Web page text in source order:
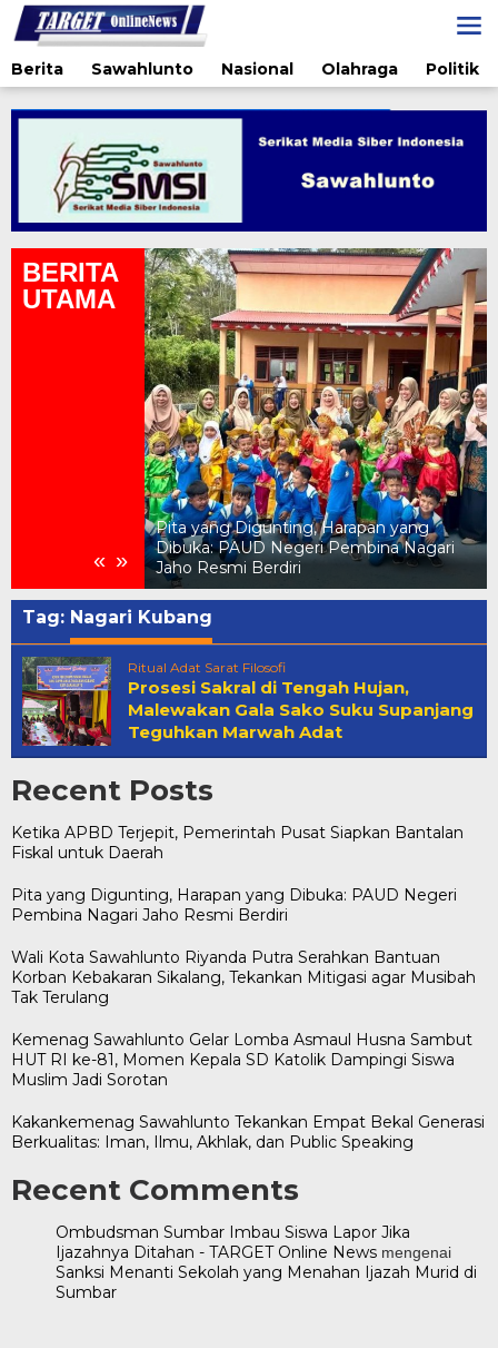
Lewati
ke
konten
Berita
Sawahlunto Nasional Olahraga Politik
BERITA
UTAMA
« »
Daerah
Pita yang Digunting, Harapan yang
Dibuka: PAUD Negeri Pembina Nagari
Jaho Resmi Berdiri
Tag: Nagari Kubang
Ritual Adat Sarat Filosofi
Prosesi Sakral di Tengah Hujan,
Malewakan Gala Sako Suku Supanjang
Teguhkan Marwah Adat
Recent Posts
Ketika APBD Terjepit, Pemerintah Pusat Siapkan Bantalan
Fiskal untuk Daerah
Pita yang Digunting, Harapan yang Dibuka: PAUD Negeri
Pembina Nagari Jaho Resmi Berdiri
Wali Kota Sawahlunto Riyanda Putra Serahkan Bantuan
Korban Kebakaran Sikalang, Tekankan Mitigasi agar Musibah
Tak Terulang
Kemenag Sawahlunto Gelar Lomba Asmaul Husna Sambut
HUT RI ke-81, Momen Kepala SD Katolik Dampingi Siswa
Muslim Jadi Sorotan
Kakankemenag Sawahlunto Tekankan Empat Bekal Generasi
Berkualitas: Iman, Ilmu, Akhlak, dan Public Speaking
Recent Comments
Ombudsman Sumbar Imbau Siswa Lapor Jika
Ijazahnya Ditahan - TARGET Online News mengenai
Sanksi Menanti Sekolah yang Menahan Ijazah Murid di
Sumbar